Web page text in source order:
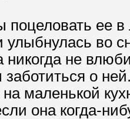
поцеловать ее
улыбнулась во
никогда не
заботиться о
на маленькой
она когда-